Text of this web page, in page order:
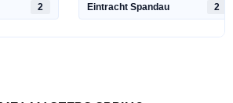
2 Eintracht Spandau 2